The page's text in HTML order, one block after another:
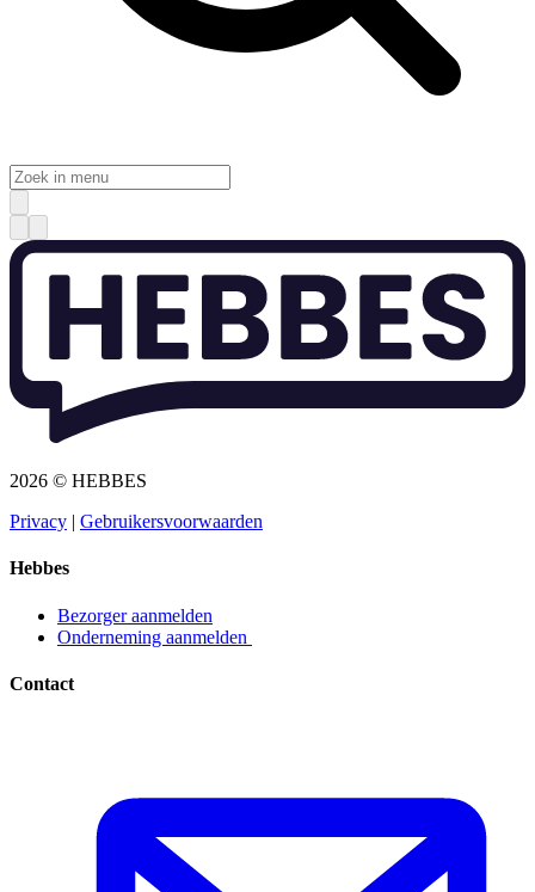
2026 © HEBBES
Privacy​​​​‌ ‍ ​‍​‍‌‍ ‌ ​‍‌‍‍‌‌‍‌ ‌‍‍‌‌‍ ‍​‍​‍​ ‍‍​‍​‍‌ ​ ‌‍​‌‌‍ ‍‌‍‍‌‌ ‌​‌ ‍‌​‍ ‍‌‍‍‌‌‍ ​‍​‍​‍ ​​‍​‍‌‍‍​‌ ​‍‌‍‌‌‌‍‌‍​‍​‍​ ‍‍​‍​‍‌‍‍​‌ ‌​‌ ‌​‌ ​​​ ‍‍​‍ ​‍ ‌‍ ​‌‍ ‌‍​ ‌‍​‌‌‍ ​‌‍‍​‌‍ ‌ ​ ‌ ‌​​ ‍‍​ ​ ​ ​ ​ ​ ​ ​ ​‍ ‌‍‍‌‌‍ ‍‌ ‌​‌‍‌‌‌‍ ‍‌ ‌​​‍ ‌‍‌‌‌‍‌​‌‍‍‌‌ ‌​​‍ ‌‍ ‌‌‍ ‌‍‌​‌‍‌‌​ ‌‌ ​​‌ ​‍‌‍‌‌‌ ​ ‌‍‌‌‌‍ ‍‌ ‌​‌‍​‌‌ ‌​‌‍‍‌‌‍ ‌‍ ‍​ ‍ ‌‍‍‌‌‍‌​​ ‌‌‍‌ ‌‍ ​‌‍ ‌‍​‍‌‍​‌‌‍ ​​ ‍ ‌ ‌​‌ ‍‌‌ ​​‌‍‌‌​ ‌‌‍‌ ‌‍ ​‌‍ ‌‍​‍‌‍​‌‌‍ ​​ ‍ ‌ ​​‌‍​‌‌ ‌​‌‍‍​​ ‌‌‍‌‍‌‍ ‌‍ ‌ ‌​‌‍‌‌‌ ​‍​‍ ‍‌‍ ​‌‍‌‌‌‍‌ ‌‍​‌‌‍ ​​‍‌‌​ ‌‌‌​​‍‌‌ ‌‍‍ ‌‍‌‌‌ ‍‌​‍‌‌​ ​ ‌​‌​​‍‌‌​ ​ ‌​‌​​‍‌‌​ ​‍​ ​‍​ ​‌​ ‍​‌‍‌‌​ ‌‍‌‍‌​‌‍‌‌‌‍‌‌​ ‌‍​ ​ ​ ‍‌​ ‌‌​ ‌​​‍‌‌​ ​‍​ ​‍​‍‌‌​ ‌‌‌​‌​​‍ ‍‌‍ ​‌‍​‌‌‍​‍‌‍‌‌‌‍ ​​ ‌‍​‍‌‍​‌‌ ​ ‌‍‌‌‌‌‌‌‌ ​‍‌‍ ​​ ‌‌‍‍​‌ ‌​‌ ‌​‌ ​​​‍‌‌​ ​ ‌​​‌​‍‌‌​ ​‍‌​‌‍​‍‌‌​ ​‍‌​‌‍‌‍ ​‌‍ ‌‍​ ‌‍​‌‌‍ ​‌‍‍​‌‍ ‌ ​ ‌ ‌​​‍‌‌​ ​ ‌​​‌​ ​ ​ ​ ​ ​ ​ ​ ​‍‌‍‌‍‍‌‌‍‌​​ ‌‌‍‌ ‌‍ ​‌‍ ‌‍​‍‌‍​‌‌‍ ​​‍‌‍‌ ‌​‌ ‍‌‌ ​​‌‍‌‌​ ‌‌‍‌ ‌‍ ​‌‍ ‌‍​‍‌‍​‌‌‍ ​​‍‌‍‌ ​​‌‍​‌‌ ‌​‌‍‍​​ ‌‌‍‌‍‌‍ ‌‍ ‌ ‌​‌‍‌‌‌ ​‍​‍ ‍‌‍ ​‌‍‌‌‌‍‌ ‌‍​‌‌‍ ​​‍‌‌​ ‌‌‌​​‍‌‌ ‌‍‍ ‌‍‌‌‌ ‍‌​‍‌‌​ ​ ‌​‌​​‍‌‌​ ​ ‌​‌​​‍‌‌​ ​‍​ ​‍​ ​‌​ ‍​‌‍‌‌​ ‌‍‌‍‌​‌‍‌‌‌‍‌‌​ ‌‍​ ​ ​ ‍‌​ ‌‌​ ‌​​‍‌‌​ ​‍​ ​‍​‍‌‌​ ‌‌‌​‌​​‍ ‍‌‍ ​‌‍​‌‌‍​‍‌‍‌‌‌‍ ​​‍‌‍‌ ​​‌‍‌‌‌ ​‍‌ ​ ‌ ​​‌‍‌‌‌‍​ ‌ ‌​‌‍‍‌‌ ‌‍‌‍‌‌​ ‌‌ ​​‌ ‌‌‌‍​‍‌‍ ​‌‍‍‌‌ ​ ‌‍‍​‌‍‌‌‌‍‌​​‍​‍‌ ‌ | Gebruikersvoorwaarden​​​​‌ ‍ ​‍​‍‌‍ ‌ ​‍‌‍‍‌‌‍‌ ‌‍‍‌‌‍ ‍​‍​‍​ ‍‍​‍​‍‌ ​ ‌‍​‌‌‍ ‍‌‍‍‌‌ ‌​‌ ‍‌​‍ ‍‌‍‍‌‌‍ ​‍​‍​‍ ​​‍​‍‌‍‍​‌ ​‍‌‍‌‌‌‍‌‍​‍​‍​ ‍‍​‍​‍‌‍‍​‌ ‌​‌ ‌​‌ ​​​ ‍‍​‍ ​‍ ‌‍ ​‌‍ ‌‍​ ‌‍​‌‌‍ ​‌‍‍​‌‍ ‌ ​ ‌ ‌​​ ‍‍​ ​ ​ ​ ​ ​ ​ ​ ​‍ ‌‍‍‌‌‍ ‍‌ ‌​‌‍‌‌‌‍ ‍‌ ‌​​‍ ‌‍‌‌‌‍‌​‌‍‍‌‌ ‌​​‍ ‌‍ ‌‌‍ ‌‍‌​‌‍‌‌​ ‌‌ ​​‌ ​‍‌‍‌‌‌ ​ ‌‍‌‌‌‍ ‍‌ ‌​‌‍​‌‌ ‌​‌‍‍‌‌‍ ‌‍ ‍​ ‍ ‌‍‍‌‌‍‌​​ ‌‌‍‌ ‌‍ ​‌‍ ‌‍​‍‌‍​‌‌‍ ​​ ‍ ‌ ‌​‌ ‍‌‌ ​​‌‍‌‌​ ‌‌‍‌ ‌‍ ​‌‍ ‌‍​‍‌‍​‌‌‍ ​​ ‍ ‌ ​​‌‍​‌‌ ‌​‌‍‍​​ ‌‌‍‌‍‌‍ ‌‍ ‌ ‌​‌‍‌‌‌ ​‍​‍ ‍‌‍ ​‌‍‌‌‌‍‌ ‌‍​‌‌‍ ​​‍‌‌​ ‌‌‌​​‍‌‌ ‌‍‍ ‌‍‌‌‌ ‍‌​‍‌‌​ ​ ‌​‌​​‍‌‌​ ​ ‌​‌​​‍‌‌​ ​‍​ ​‍​ ​​‌‍​ ‌‍‌‍​ ‌‍​ ‌​‌‍‌​​ ​ ‌‍‌‌​ ​ ​ ​‌​ ‍‌​ ​‍​‍‌‌​ ​‍​ ​‍​‍‌‌​ ‌‌‌​‌​​‍ ‍‌‍ ​‌‍​‌‌‍​‍‌‍‌‌‌‍ ​​ ‌‍​‍‌‍​‌‌ ​ ‌‍‌‌‌‌‌‌‌ ​‍‌‍ ​​ ‌‌‍‍​‌ ‌​‌ ‌​‌ ​​​‍‌‌​ ​ ‌​​‌​‍‌‌​ ​‍‌​‌‍​‍‌‌​ ​‍‌​‌‍‌‍ ​‌‍ ‌‍​ ‌‍​‌‌‍ ​‌‍‍​‌‍ ‌ ​ ‌ ‌​​‍‌‌​ ​ ‌​​‌​ ​ ​ ​ ​ ​ ​ ​ ​‍‌‍‌‍‍‌‌‍‌​​ ‌‌‍‌ ‌‍ ​‌‍ ‌‍​‍‌‍​‌‌‍ ​​‍‌‍‌ ‌​‌ ‍‌‌ ​​‌‍‌‌​ ‌‌‍‌ ‌‍ ​‌‍ ‌‍​‍‌‍​‌‌‍ ​​‍‌‍‌ ​​‌‍​‌‌ ‌​‌‍‍​​ ‌‌‍‌‍‌‍ ‌‍ ‌ ‌​‌‍‌‌‌ ​‍​‍ ‍‌‍ ​‌‍‌‌‌‍‌ ‌‍​‌‌‍ ​​‍‌‌​ ‌‌‌​​‍‌‌ ‌‍‍ ‌‍‌‌‌ ‍‌​‍‌‌​ ​ ‌​‌​​‍‌‌​ ​ ‌​‌​​‍‌‌​ ​‍​ ​‍​ ​​‌‍​ ‌‍‌‍​ ‌‍​ ‌​‌‍‌​​ ​ ‌‍‌‌​ ​ ​ ​‌​ ‍‌​ ​‍​‍‌‌​ ​‍​ ​‍​‍‌‌​ ‌‌‌​‌​​‍ ‍‌‍ ​‌‍​‌‌‍​‍‌‍‌‌‌‍ ​​‍‌‍‌ ​​‌‍‌‌‌ ​‍‌ ​ ‌ ​​‌‍‌‌‌‍​ ‌ ‌​‌‍‍‌‌ ‌‍‌‍‌‌​ ‌‌ ​​‌ ‌‌‌‍​‍‌‍ ​‌‍‍‌‌ ​ ‌‍‍​‌‍‌‌‌‍‌​​‍​‍‌ ‌
Hebbes
Bezorger aanmelden​​​​‌ ‍ ​‍​‍‌‍ ‌ ​‍‌‍‍‌‌‍‌ ‌‍‍‌‌‍ ‍​‍​‍​ ‍‍​‍​‍‌ ​ ‌‍​‌‌‍ ‍‌‍‍‌‌ ‌​‌ ‍‌​‍ ‍‌‍‍‌‌‍ ​‍​‍​‍ ​​‍​‍‌‍‍​‌ ​‍‌‍‌‌‌‍‌‍​‍​‍​ ‍‍​‍​‍‌‍‍​‌ ‌​‌ ‌​‌ ​​​ ‍‍​‍ ​‍ ‌‍ ​‌‍ ‌‍​ ‌‍​‌‌‍ ​‌‍‍​‌‍ ‌ ​ ‌ ‌​​ ‍‍​ ​ ​ ​ ​ ​ ​ ​ ​‍ ‌‍‍‌‌‍ ‍‌ ‌​‌‍‌‌‌‍ ‍‌ ‌​​‍ ‌‍‌‌‌‍‌​‌‍‍‌‌ ‌​​‍ ‌‍ ‌‌‍ ‌‍‌​‌‍‌‌​ ‌‌ ​​‌ ​‍‌‍‌‌‌ ​ ‌‍‌‌‌‍ ‍‌ ‌​‌‍​‌‌ ‌​‌‍‍‌‌‍ ‌‍ ‍​ ‍ ‌‍‍‌‌‍‌​​ ‌‌‍‌ ‌‍ ​‌‍ ‌‍​‍‌‍​‌‌‍ ​​ ‍ ‌ ‌​‌ ‍‌‌ ​​‌‍‌‌​ ‌‌‍‌ ‌‍ ​‌‍ ‌‍​‍‌‍​‌‌‍ ​​ ‍ ‌ ​​‌‍​‌‌ ‌​‌‍‍​​ ‌‌‍‌‍‌‍ ‌‍ ‌ ‌​‌‍‌‌‌ ​‍​‍ ‍‌ ​​‌‍​‌‌‍‌ ‌‍‌‌‌ ​ ​‍‌‌​ ‌‌‌​​‍‌‌ ‌‍‍ ‌‍‌‌‌ ‍‌​‍‌‌​ ​ ‌​‌​​‍‌‌​ ​ ‌​‌​​‍‌‌​ ​‍​ ​‍​ ‌ ​ ​‌‌‍​‍‌‍​ ​ ‌‌​ ‌ ​ ​‌​ ​‍​ ‌​​ ​​‌‍‌‌​ ‍‌​‍‌‌​ ​‍​ ​‍​‍‌‌​ ‌‌‌​‌​​‍ ‍‌‍ ​‌‍​‌‌‍​‍‌‍‌‌‌‍ ​​ ‌‍​‍‌‍​‌‌ ​ ‌‍‌‌‌‌‌‌‌ ​‍‌‍ ​​ ‌‌‍‍​‌ ‌​‌ ‌​‌ ​​​‍‌‌​ ​ ‌​​‌​‍‌‌​ ​‍‌​‌‍​‍‌‌​ ​‍‌​‌‍‌‍ ​‌‍ ‌‍​ ‌‍​‌‌‍ ​‌‍‍​‌‍ ‌ ​ ‌ ‌​​‍‌‌​ ​ ‌​​‌​ ​ ​ ​ ​ ​ ​ ​ ​‍‌‍‌‍‍‌‌‍‌​​ ‌‌‍‌ ‌‍ ​‌‍ ‌‍​‍‌‍​‌‌‍ ​​‍‌‍‌ ‌​‌ ‍‌‌ ​​‌‍‌‌​ ‌‌‍‌ ‌‍ ​‌‍ ‌‍​‍‌‍​‌‌‍ ​​‍‌‍‌ ​​‌‍​‌‌ ‌​‌‍‍​​ ‌‌‍‌‍‌‍ ‌‍ ‌ ‌​‌‍‌‌‌ ​‍​‍ ‍‌ ​​‌‍​‌‌‍‌ ‌‍‌‌‌ ​ ​‍‌‌​ ‌‌‌​​‍‌‌ ‌‍‍ ‌‍‌‌‌ ‍‌​‍‌‌​ ​ ‌​‌​​‍‌‌​ ​ ‌​‌​​‍‌‌​ ​‍​ ​‍​ ‌ ​ ​‌‌‍​‍‌‍​ ​ ‌‌​ ‌ ​ ​‌​ ​‍​ ‌​​ ​​‌‍‌‌​ ‍‌​‍‌‌​ ​‍​ ​‍​‍‌‌​ ‌‌‌​‌​​‍ ‍‌‍ ​‌‍​‌‌‍​‍‌‍‌‌‌‍ ​​‍‌‍‌ ​​‌‍‌‌‌ ​‍‌ ​ ‌ ​​‌‍‌‌‌‍​ ‌ ‌​‌‍‍‌‌ ‌‍‌‍‌‌​ ‌‌ ​​‌ ‌‌‌‍​‍‌‍ ​‌‍‍‌‌ ​ ‌‍‍​‌‍‌‌‌‍‌​​‍​‍‌ ‌
Onderneming aanmelden ​​​​‌ ‍ ​‍​‍‌‍ ‌ ​‍‌‍‍‌‌‍‌ ‌‍‍‌‌‍ ‍​‍​‍​ ‍‍​‍​‍‌ ​ ‌‍​‌‌‍ ‍‌‍‍‌‌ ‌​‌ ‍‌​‍ ‍‌‍‍‌‌‍ ​‍​‍​‍ ​​‍​‍‌‍‍​‌ ​‍‌‍‌‌‌‍‌‍​‍​‍​ ‍‍​‍​‍‌‍‍​‌ ‌​‌ ‌​‌ ​​​ ‍‍​‍ ​‍ ‌‍ ​‌‍ ‌‍​ ‌‍​‌‌‍ ​‌‍‍​‌‍ ‌ ​ ‌ ‌​​ ‍‍​ ​ ​ ​ ​ ​ ​ ​ ​‍ ‌‍‍‌‌‍ ‍‌ ‌​‌‍‌‌‌‍ ‍‌ ‌​​‍ ‌‍‌‌‌‍‌​‌‍‍‌‌ ‌​​‍ ‌‍ ‌‌‍ ‌‍‌​‌‍‌‌​ ‌‌ ​​‌ ​‍‌‍‌‌‌ ​ ‌‍‌‌‌‍ ‍‌ ‌​‌‍​‌‌ ‌​‌‍‍‌‌‍ ‌‍ ‍​ ‍ ‌‍‍‌‌‍‌​​ ‌‌‍‌ ‌‍ ​‌‍ ‌‍​‍‌‍​‌‌‍ ​​ ‍ ‌ ‌​‌ ‍‌‌ ​​‌‍‌‌​ ‌‌‍‌ ‌‍ ​‌‍ ‌‍​‍‌‍​‌‌‍ ​​ ‍ ‌ ​​‌‍​‌‌ ‌​‌‍‍​​ ‌‌‍‌‍‌‍ ‌‍ ‌ ‌​‌‍‌‌‌ ​‍​‍ ‍‌ ​​‌‍​‌‌‍‌ ‌‍‌‌‌ ​ ​‍‌‌​ ‌‌‌​​‍‌‌ ‌‍‍ ‌‍‌‌‌ ‍‌​‍‌‌​ ​ ‌​‌​​‍‌‌​ ​ ‌​‌​​‍‌‌​ ​‍​ ​‍​ ‌ ​ ‌ ​ ‍‌​ ​ ​ ​‌‌‍​ ‌‍​‌​ ‌‍​ ​‌‌‍​‍​ ‌‍‌‍​ ​‍‌‌​ ​‍​ ​‍​‍‌‌​ ‌‌‌​‌​​‍ ‍‌‍ ​‌‍​‌‌‍​‍‌‍‌‌‌‍ ​​ ‌‍​‍‌‍​‌‌ ​ ‌‍‌‌‌‌‌‌‌ ​‍‌‍ ​​ ‌‌‍‍​‌ ‌​‌ ‌​‌ ​​​‍‌‌​ ​ ‌​​‌​‍‌‌​ ​‍‌​‌‍​‍‌‌​ ​‍‌​‌‍‌‍ ​‌‍ ‌‍​ ‌‍​‌‌‍ ​‌‍‍​‌‍ ‌ ​ ‌ ‌​​‍‌‌​ ​ ‌​​‌​ ​ ​ ​ ​ ​ ​ ​ ​‍‌‍‌‍‍‌‌‍‌​​ ‌‌‍‌ ‌‍ ​‌‍ ‌‍​‍‌‍​‌‌‍ ​​‍‌‍‌ ‌​‌ ‍‌‌ ​​‌‍‌‌​ ‌‌‍‌ ‌‍ ​‌‍ ‌‍​‍‌‍​‌‌‍ ​​‍‌‍‌ ​​‌‍​‌‌ ‌​‌‍‍​​ ‌‌‍‌‍‌‍ ‌‍ ‌ ‌​‌‍‌‌‌ ​‍​‍ ‍‌ ​​‌‍​‌‌‍‌ ‌‍‌‌‌ ​ ​‍‌‌​ ‌‌‌​​‍‌‌ ‌‍‍ ‌‍‌‌‌ ‍‌​‍‌‌​ ​ ‌​‌​​‍‌‌​ ​ ‌​‌​​‍‌‌​ ​‍​ ​‍​ ‌ ​ ‌ ​ ‍‌​ ​ ​ ​‌‌‍​ ‌‍​‌​ ‌‍​ ​‌‌‍​‍​ ‌‍‌‍​ ​‍‌‌​ ​‍​ ​‍​‍‌‌​ ‌‌‌​‌​​‍ ‍‌‍ ​‌‍​‌‌‍​‍‌‍‌‌‌‍ ​​‍‌‍‌ ​​‌‍‌‌‌ ​‍‌ ​ ‌ ​​‌‍‌‌‌‍​ ‌ ‌​‌‍‍‌‌ ‌‍‌‍‌‌​ ‌‌ ​​‌ ‌‌‌‍​‍‌‍ ​‌‍‍‌‌ ​ ‌‍‍​‌‍‌‌‌‍‌​​‍​‍‌ ‌
Contact